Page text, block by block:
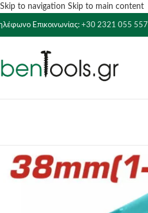
Skip to navigation Skip to main content
Επικοινωνίας: +30 2321 055 557